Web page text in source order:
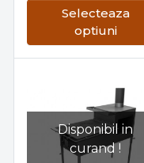
Selecteaza
optiuni
Disponibil in
curand !